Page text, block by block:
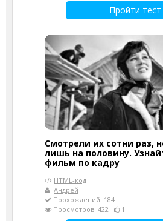
Пройти тест
Смотрели их сотни раз,
лишь на половину.
фильм по кадру
HTML-код
Андрей
Прохождений: 184
Просмотров: 422
1